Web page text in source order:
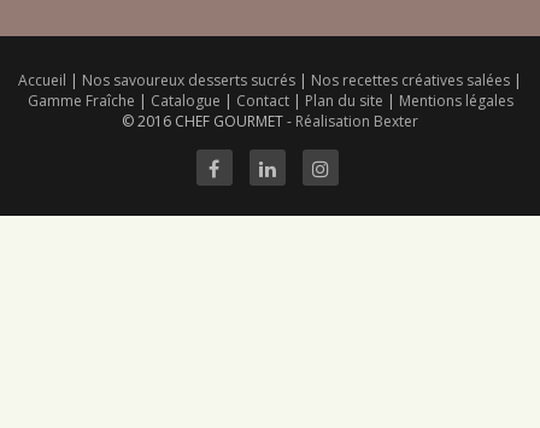
Accueil | Nos savoureux desserts sucrés | Nos recettes créatives salées |
Gamme Fraîche | Catalogue | Contact | Plan du site | Mentions légales
© 2016 CHEF GOURMET - Réalisation Bexter